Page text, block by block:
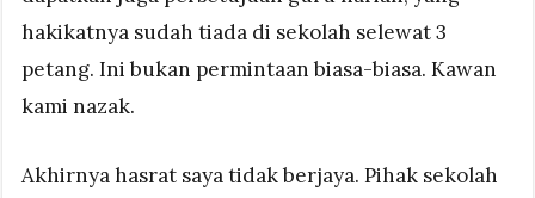
hakikatnya sudah tiada di sekolah selewat 3
petang. Ini bukan permintaan biasa-biasa. Kawan
kami nazak.
Akhirnya hasrat saya tidak berjaya. Pihak sekolah